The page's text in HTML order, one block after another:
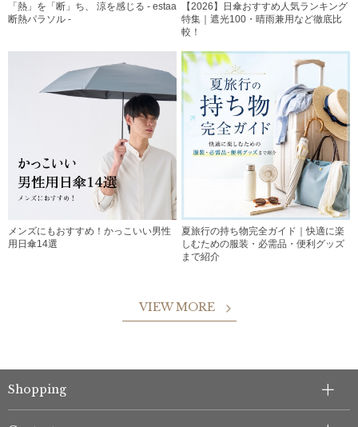
「熱」を「断」ち、 涼を感じる - estaa
断熱パラソル -
【2026】日傘おすすめ人気ランキング
特集｜遮光100・晴雨兼用など徹底比
較！
メンズにもおすすめ！かっこいい男性
用日傘14選
夏旅行の持ち物完全ガイド｜快適に楽
しむための服装・必需品・便利グッズ
まで紹介
VIEW MORE
Shopping